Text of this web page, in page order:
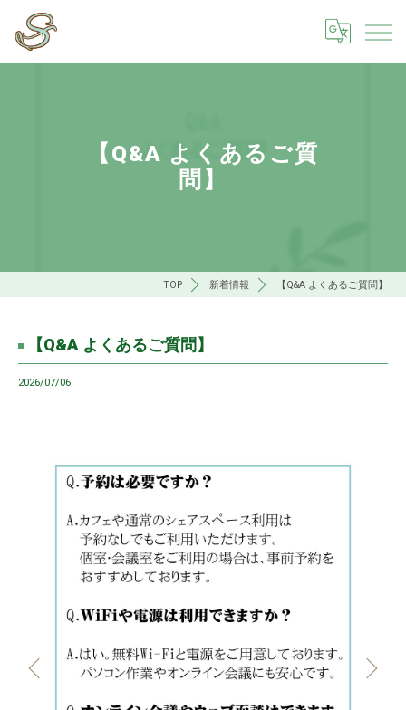
【Q&A よくあるご質
問】
TOP 新着情報 【Q&A よくあるご質問】
【Q&A よくあるご質問】
2026/07/06